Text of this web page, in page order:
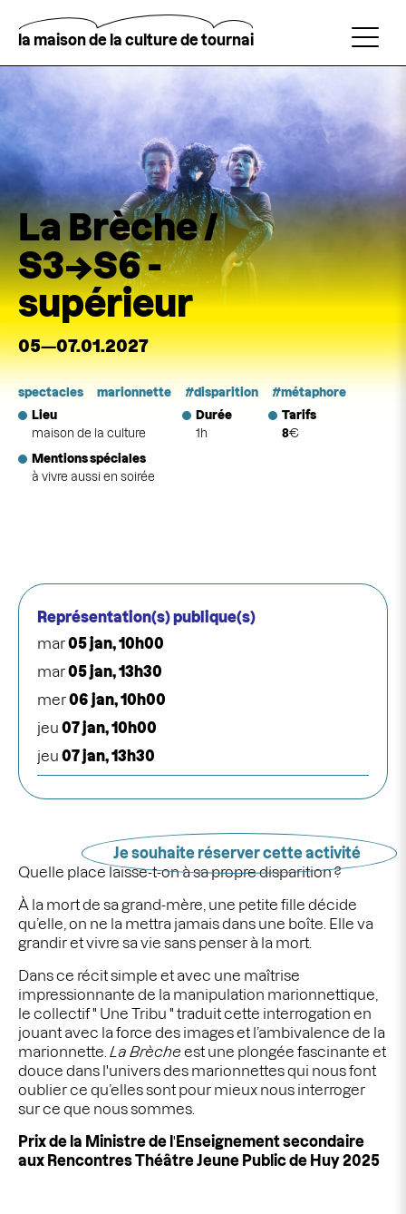
contenu
principal
la maison de la culture de tournai
La Brèche /
S3→S6 -
supérieur
05—07.01.2027
spectacles marionnette disparition
métaphore
Lieu
maison de la culture
Durée
1h
Tarifs
8€
Mentions spéciales
à vivre aussi en soirée
Quelle place laisse-t-on à sa propre disparition ?
À la mort de sa grand-mère, une petite fille décide
qu’elle, on ne la mettra jamais dans une boîte. Elle va
grandir et vivre sa vie sans penser à la mort.
Dans ce récit simple et avec une maîtrise
impressionnante de la manipulation marionnettique,
le collectif " Une Tribu " traduit cette interrogation en
jouant avec la force des images et l’ambivalence de la
marionnette. La Brèche est une plongée fascinante et
douce dans l'univers des marionnettes qui nous font
oublier ce qu’elles sont pour mieux nous interroger
sur ce que nous sommes.
Prix de la Ministre de l ' Enseignement secondaire
aux Rencontres Théâtre Jeune Public de Huy 2025
Représentation(s) publique(s)
mar05 jan, 10h00
mar05 jan, 13h30
mer06 jan, 10h00
jeu 07 jan, 10h00
jeu 07 jan, 13h30
Je souhaite réserver cette activité